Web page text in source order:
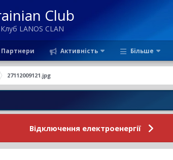
Club
LANOS CLAN
Партнери Активність Більше
27112009121.jpg
Відключення електроенергії